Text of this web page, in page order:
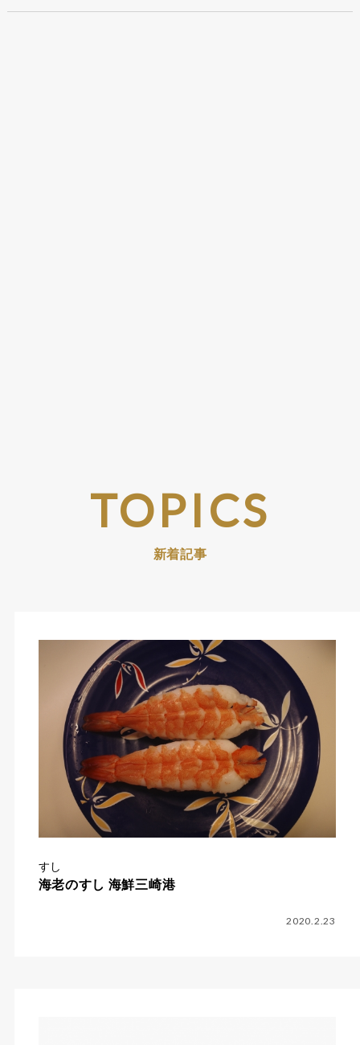
TOPICS
新着記事
すし
海老のすし 海鮮三崎港
2020.2.23